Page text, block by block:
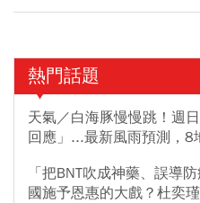
熱門話題
天氣／白海豚慢慢跳！週
回應」...最新風雨預測，8
「把BNT吹成神藥、誤導
國施予恩惠的大戲？杜奕